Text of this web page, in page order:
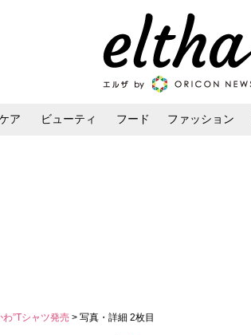
ア ビューティ フード ファッション
”Tシャツ発売 > 写真・詳細 2枚目